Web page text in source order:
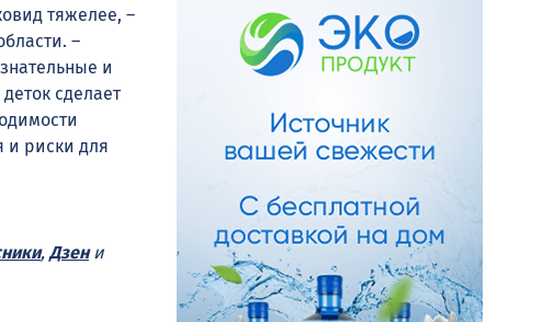
тяжелее, –
–
и
сделает
и риски для
, Дзени